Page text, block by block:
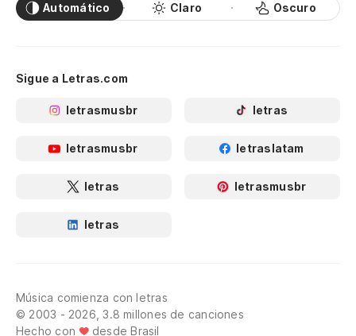
Automático Claro Oscuro
Sigue a Letras.com
letrasmusbr letras
letrasmusbr letraslatam
letras letrasmusbr
letras
Música comienza con letras
© 2003 - 2026, 3.8 millones de canciones
Hecho con
desde Brasil